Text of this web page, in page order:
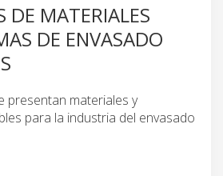
DE MATERIALES
DE ENVASADO
presentan materiales y
para la industria del envasado